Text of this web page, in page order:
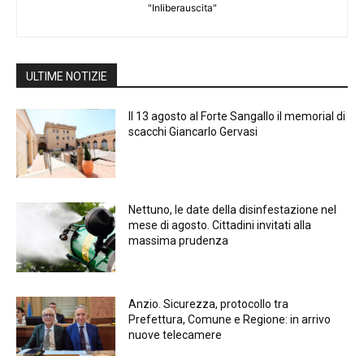
"Inliberauscita"
ULTIME NOTIZIE
Il 13 agosto al Forte Sangallo il memorial di
scacchi Giancarlo Gervasi
Nettuno, le date della disinfestazione nel
mese di agosto. Cittadini invitati alla
massima prudenza
Anzio. Sicurezza, protocollo tra
Prefettura, Comune e Regione: in arrivo
nuove telecamere